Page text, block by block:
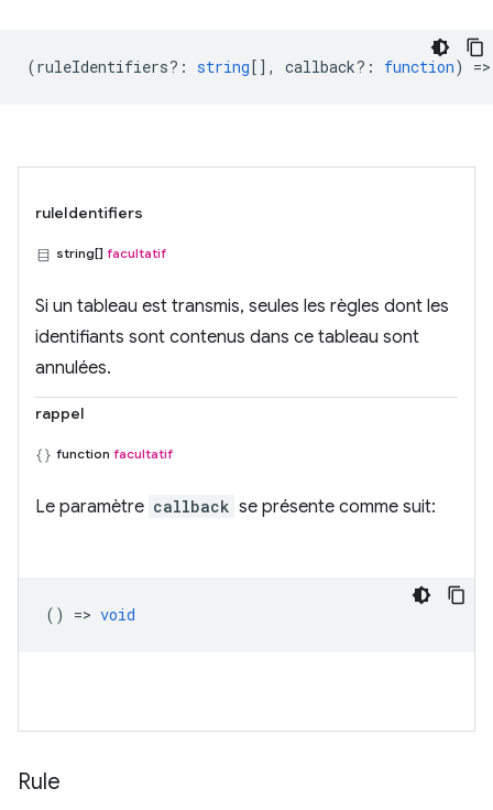
(ruleIdentifiers? : string [], callback? : function)
ruleIdentifiers
string[] facultatif
Si un tableau est transmis, seules les règles dont les
identifiants sont contenus dans ce tableau sont
annulées.
rappel
function facultatif
Le paramètre callback se présente comme suit:
() => void
Rule